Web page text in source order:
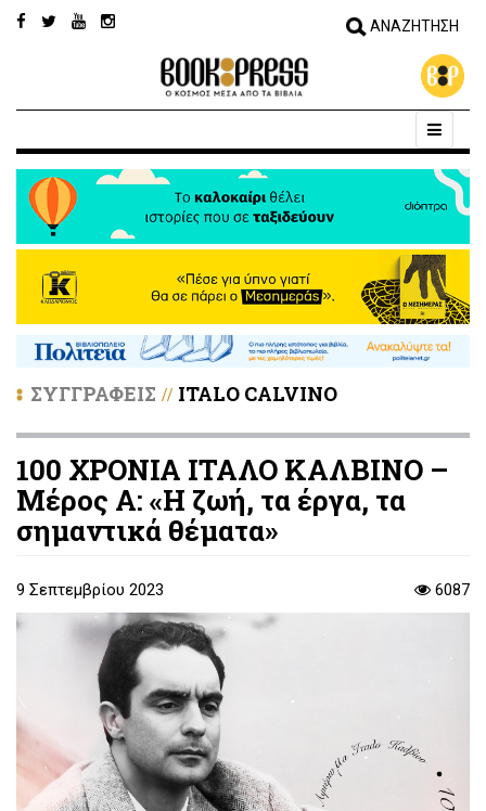
ΣΥΓΓΡΑΦΕΙΣ // ITALO CALVINO
100 ΧΡΟΝΙΑ ΙΤΑΛΟ ΚΑΛΒΙΝΟ –
Μέρος Α: «Η ζωή, τα έργα, τα
σημαντικά θέματα»
9 Σεπτεμβρίου 2023 6087